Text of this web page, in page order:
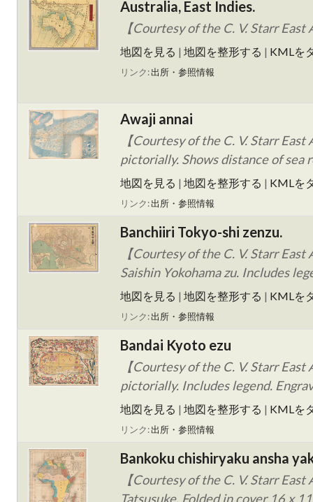
Australia, East Indies.
【Courtesy of the C. V. Starr
地図を見る | 地図を整形する | KMLを
リンク:出所・参照情報
Awaji annai
【Courtesy of the C. V. Starr
pictorially. Shows distance of sea
地図を見る | 地図を整形する | KMLを
リンク:出所・参照情報
Banchiiri Tokyo-shi zenzu.
【Courtesy of the C. V. Starr
Saishin Yokohama zu. Includes
地図を見る | 地図を整形する | KMLを
リンク:出所・参照情報
Bandai Kyoto ezu
【Courtesy of the C. V. Starr
pictorially. Includes legend.
地図を見る | 地図を整形する | KMLを
リンク:出所・参照情報
Bankoku chishiryaku ansha
【Courtesy of the C. V. Starr
Tatsusuke. Folded in cover 16 x